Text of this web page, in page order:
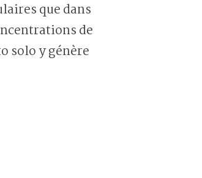
que dans
de
solo y génère